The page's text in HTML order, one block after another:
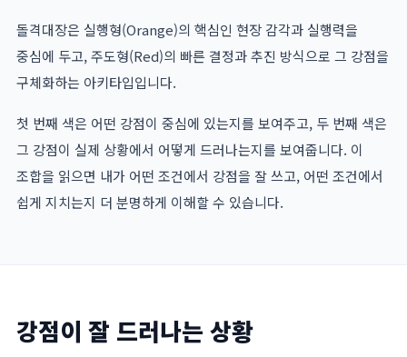
돌격대장은 실행형(Orange)의 핵심인 현장 감각과 실행력을
중심에 두고, 주도형(Red)의 빠른 결정과 추진 방식으로 그 강점을
구체화하는 아키타입입니다.
첫 번째 색은 어떤 강점이 중심에 있는지를 보여주고, 두 번째 색은
그 강점이 실제 상황에서 어떻게 드러나는지를 보여줍니다. 이
조합을 읽으면 내가 어떤 조건에서 강점을 잘 쓰고, 어떤 조건에서
쉽게 지치는지 더 분명하게 이해할 수 있습니다.
강점이 잘 드러나는 상황